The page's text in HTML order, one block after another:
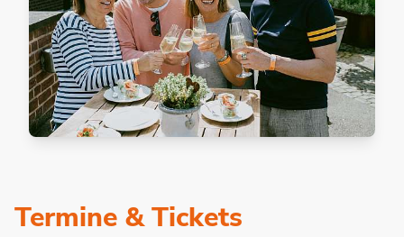
Termine & Tickets